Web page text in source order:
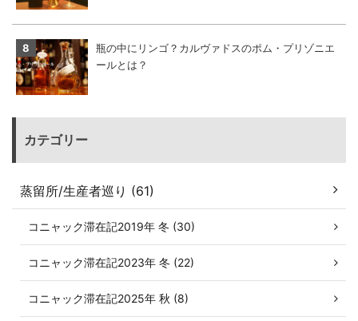
瓶の中にリンゴ？カルヴァドスのポム・プリゾニエ
ールとは？
カテゴリー
蒸留所/生産者巡り (61)
コニャック滞在記2019年 冬 (30)
コニャック滞在記2023年 冬 (22)
コニャック滞在記2025年 秋 (8)